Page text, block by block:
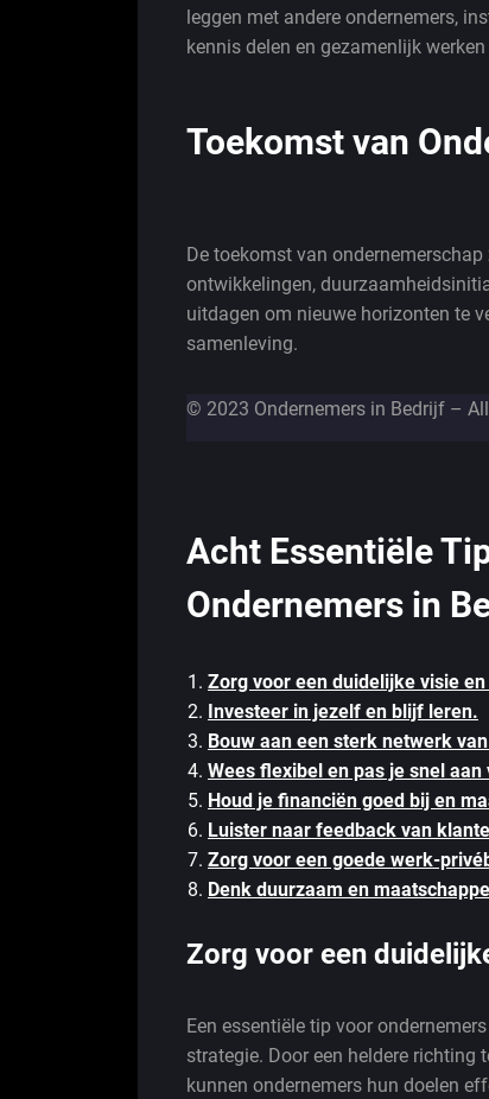
leggen met andere ondernemers,
kennis delen en gezamenlijk
Toekomst van
De toekomst van
ontwikkelingen,
uitdagen om nieuwe horizonten te
samenleving.
© 2023 Ondernemers in Bedrijf –
Acht Essentiële
Ondernemers in
Zorg voor een duidelijke visie
Investeer in jezelf en blijf leren.
Bouw aan een sterk netwerk
Wees flexibel en pas je snel
Houd je financiën goed bij en
Luister naar feedback van
Zorg voor een goede werk-
Denk duurzaam en
Zorg voor een
Een essentiële tip voor
strategie. Door een heldere richting
kunnen ondernemers hun doelen